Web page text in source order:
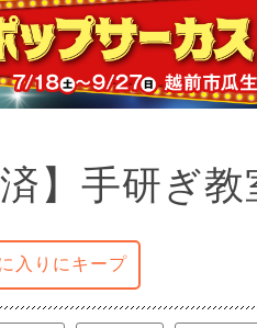
済】手研ぎ教
入りにキープ